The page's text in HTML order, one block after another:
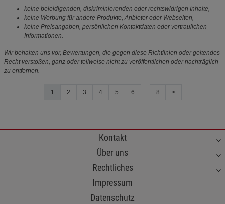
keine beleidigenden, diskriminierenden oder rechtswidrigen Inhalte,
keine Werbung für andere Produkte, Anbieter oder Webseiten,
keine Preisangaben, persönlichen Kontaktdaten oder vertraulichen
Informationen.
Wir behalten uns vor, Bewertungen, die gegen diese Richtlinien oder geltendes
Recht verstoßen, ganz oder teilweise nicht zu veröffentlichen oder nachträglich
zu entfernen.
1 2 3 4 5 6 .... 8 >
Kontakt
Über uns
Rechtliches
Impressum
Datenschutz